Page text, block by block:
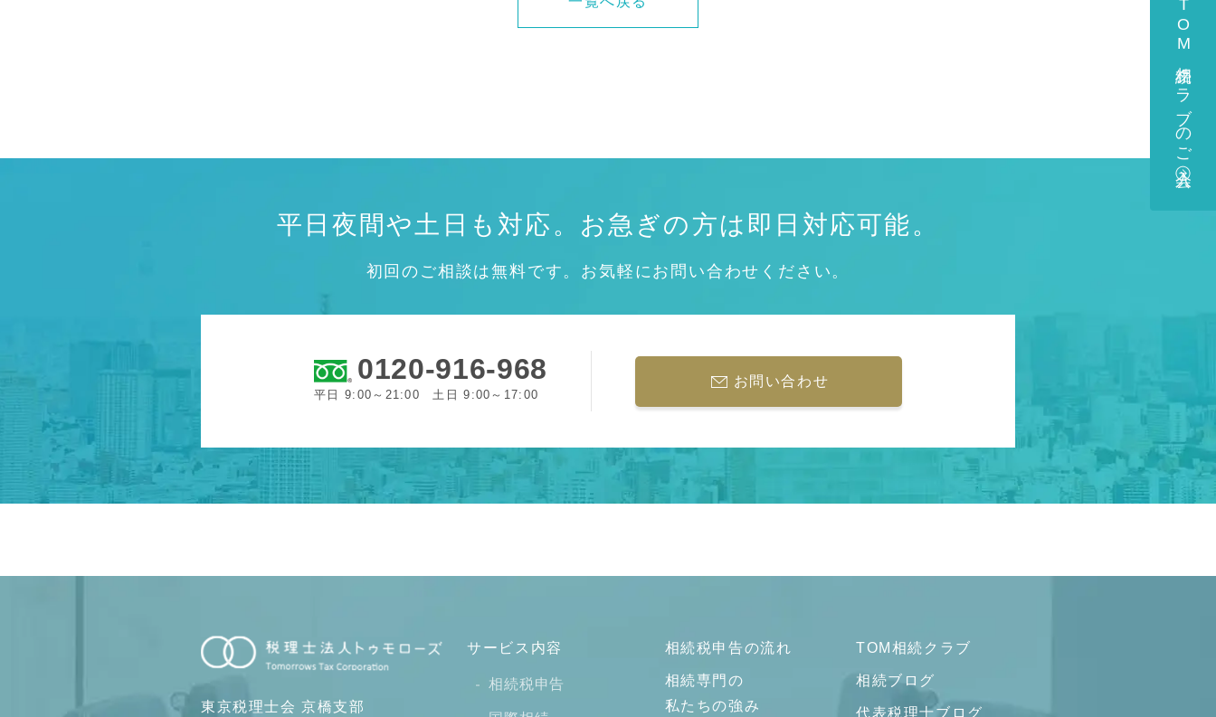
TOM相続クラブのご入会
平日夜間や土日も対応。 お急ぎの方は即日対応可能。
初回のご相談は無料です。お気軽にお問い合わせください。
0120-916-968
平日 9:00～21:00 土日 9:00～17:00
お問い合わせ
東京税理士会 京橋支部
サービス内容
相続税申告
相続税申告の流れ
相続専門の
私たちの強み
TOM相続クラブ
相続ブログ
代表税理士ブログ